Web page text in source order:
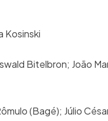
Kosinski
Bitelbron; João
(Bagé); Júlio